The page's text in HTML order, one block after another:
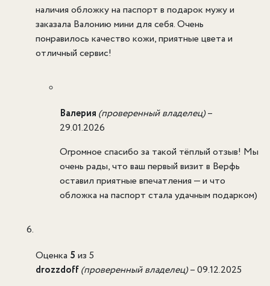
наличия обложку на паспорт в подарок мужу и
заказала Валонию мини для себя. Очень
понравилось качество кожи, приятные цвета и
отличный сервис!
Валерия (проверенный владелец)–
29.01.2026
Огромное спасибо за такой тёплый отзыв! Мы
очень рады, что ваш первый визит в Верфь
оставил приятные впечатления — и что
обложка на паспорт стала удачным подарком)
Оценка 5 из 5
drozzdoff(проверенный владелец)–09.12.2025